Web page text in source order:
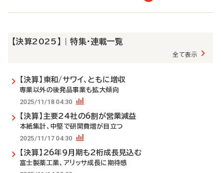
【決算2025】 | 特集・連載一覧
全て表示
【決算】東和/サワイ、ともに増収
専業以外の後発品事業も拡大傾向
2025/11/18 04:30
【決算】主要24社の6割が営業減益
本紙集計、中堅で研開費増が目立つ
2025/11/17 04:30
【決算】26年9月期も2桁成長見込む
富士製薬工業、アリッサ成長に期待感